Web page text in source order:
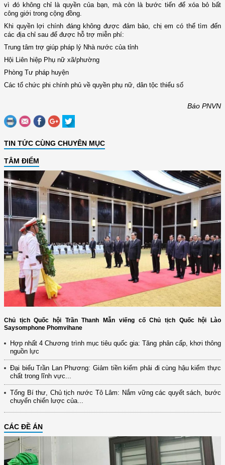
vì đó không chỉ là quyền của bạn, mà còn là bước tiến để xóa bỏ bất
công giới trong cộng đồng.
Khi quyền lợi chính đáng không được đảm bảo, chị em có thể tìm đến
các địa chỉ sau để được hỗ trợ miễn phí:
Trung tâm trợ giúp pháp lý Nhà nước của tỉnh
Hội Liên hiệp Phụ nữ xã/phường
Phòng Tư pháp huyện
Các tổ chức phi chính phủ về quyền phụ nữ, dân tộc thiểu số
Báo PNVN
TIN TỨC CÙNG CHUYÊN MỤC
TÂM ĐIỂM
Chủ tịch Quốc hội Trần Thanh Mẫn viếng cố Chủ tịch Quốc hội Lào
Saysomphone Phomvihane
Hợp nhất 4 Chương trình mục tiêu quốc gia: Tăng phân cấp, khơi thông
nguồn lực
Đại biểu Trần Lan Phương: Giảm tiền kiểm phải đi cùng hậu kiểm thực
chất trong lĩnh vực...
Tổng Bí thư, Chủ tịch nước Tô Lâm: Nắm vững các quyết sách, bước
chuyển chiến lược của...
CÁC ĐỀ ÁN